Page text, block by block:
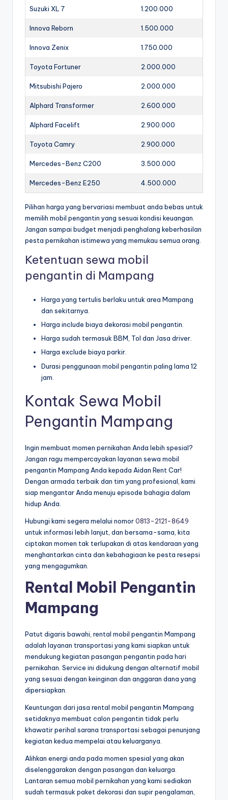
Suzuki XL 7 1.200.000
Innova Reborn 1.500.000
Innova Zenix 1.750.000
Toyota Fortuner 2.000.000
Mitsubishi Pajero 2.000.000
Alphard Transformer 2.600.000
Alphard Facelift 2.900.000
Toyota Camry 2.900.000
Mercedes-Benz C200 3.500.000
Mercedes-Benz E250 4.500.000
Pilihan harga yang bervariasi membuat anda bebas untuk
memilih mobil pengantin yang sesuai kondisi keuangan.
Jangan sampai budget menjadi penghalang keberhasilan
pesta pernikahan istimewa yang memukau semua orang.
Ketentuan sewa mobil
pengantin di Mampang
Harga yang tertulis berlaku untuk area Mampang
dan sekitarnya.
Harga include biaya dekorasi mobil pengantin.
Harga sudah termasuk BBM, Tol dan Jasa driver.
Harga exclude biaya parkir.
Durasi penggunaan mobil pengantin paling lama 12
jam.
Kontak Sewa Mobil
Pengantin Mampang
Ingin membuat momen pernikahan Anda lebih spesial?
Jangan ragu mempercayakan layanan sewa mobil
pengantin Mampang Anda kepada Aidan Rent Car!
Dengan armada terbaik dan tim yang profesional, kami
siap mengantar Anda menuju episode bahagia dalam
hidup Anda.
Hubungi kami segera melalui nomor0813-2121-8649
untuk informasi lebih lanjut, dan bersama-sama, kita
ciptakan momen tak terlupakan di atas kendaraan yang
menghantarkan cinta dan kebahagiaan ke pesta resepsi
yang mengagumkan.
Rental Mobil Pengantin
Mampang
Patut digaris bawahi, rental mobil pengantin Mampang
adalah layanan transportasi yang kami siapkan untuk
mendukung kegiatan pasangan pengantin pada hari
pernikahan. Service ini didukung dengan alternatif mobil
yang sesuai dengan keinginan dan anggaran dana yang
dipersiapkan.
Keuntungan dari jasa rental mobil pengantin Mampang
setidaknya membuat calon pengantin tidak perlu
khawatir perihal sarana transportasi sebagai penunjang
kegiatan kedua mempelai atau keluarganya.
Alihkan energi anda pada momen spesial yang akan
diselenggarakan dengan pasangan dan keluarga.
Lantaran semua mobil pernikahan yang kami sediakan
sudah termasuk paket dekorasi dan supir pengalaman,